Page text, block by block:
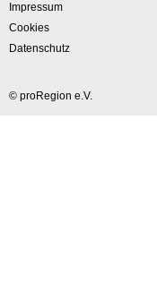
Impressum
Cookies
Datenschutz
© proRegion e.V.